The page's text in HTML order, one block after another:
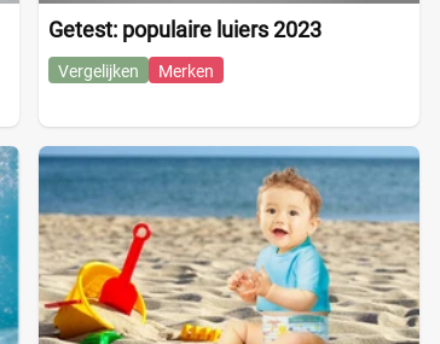
Getest: populaire luiers 2023
Vergelijken Merken